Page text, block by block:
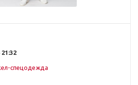
21:32
спецодежда